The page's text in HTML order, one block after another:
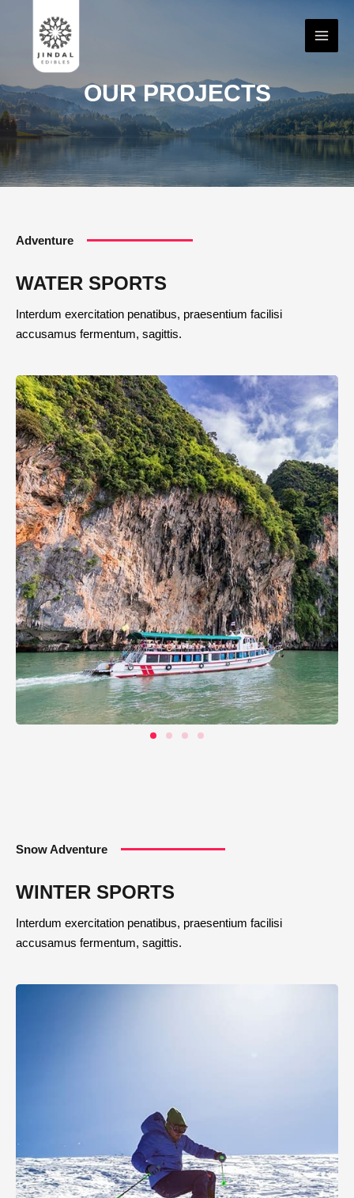
OUR PROJECTS
Adventure
WATER SPORTS
Interdum exercitation penatibus, praesentium facilisi
accusamus fermentum, sagittis.
Snow Adventure
WINTER SPORTS
Interdum exercitation penatibus, praesentium facilisi
accusamus fermentum, sagittis.